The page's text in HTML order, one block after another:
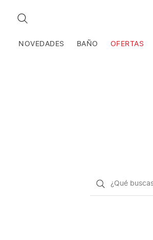
BUSCAR
NOVEDADES BAÑO OFERTAS
¿Qué